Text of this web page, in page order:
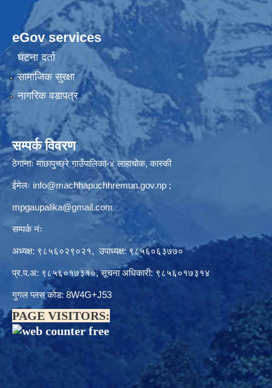
eGov services
घटना दर्ता
सामाजिक सुरक्षा
नागरिक वडापत्र
सम्पर्क विवरण
ठेगानाः माछापुच्छ्रे गाउँपालिका-४ लाहाचोक, कास्की
ईमेलः info@machhapuchhremun.gov.np ;
mpgaupalika@gmail.com
सम्पर्क नंः
अध्यक्ष: ९८५६०२९०२१, उपाध्यक्ष: ९८५६०६३७७०
प्र.प.अ: ९८५६०१७३१०, सूचना अधिकारी: ९८५६०१७३१४
गुगल प्लस कोड: 8W4G+J53
PAGE VISITORS: